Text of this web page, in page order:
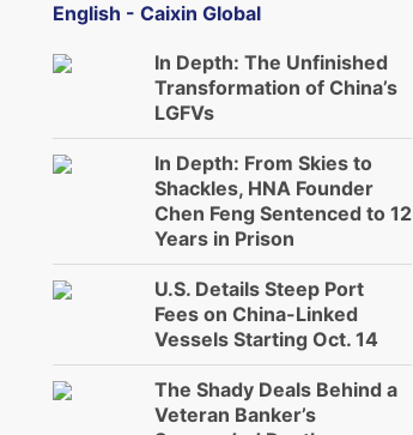
English - Caixin Global
In Depth: The Unfinished
Transformation of China’s
LGFVs
In Depth: From Skies to
Shackles, HNA Founder
Chen Feng Sentenced to 12
Years in Prison
U.S. Details Steep Port
Fees on China-Linked
Vessels Starting Oct. 14
The Shady Deals Behind a
Veteran Banker’s